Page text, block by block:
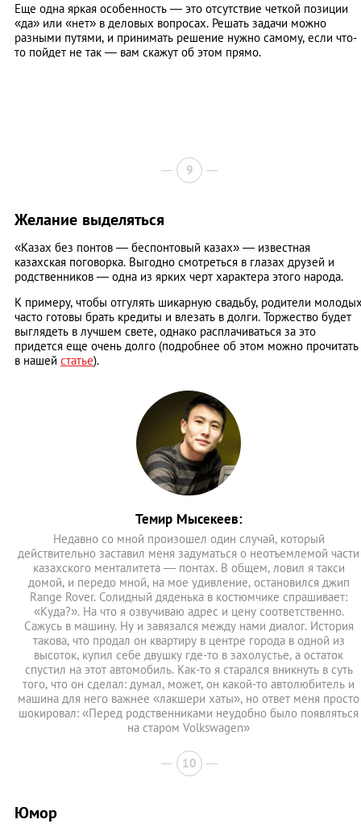
Еще одна яркая особенность — это отсутствие четкой позиции
«да» или «нет» в деловых вопросах. Решать задачи можно
разными путями, и принимать решение нужно самому, если что-
то пойдет не так — вам скажут об этом прямо.
9
Желание выделяться
«Казах без понтов — беспонтовый казах» — известная
казахская поговорка. Выгодно смотреться в глазах друзей и
родственников — одна из ярких черт характера этого народа.
К примеру, чтобы отгулять шикарную свадьбу, родители
часто готовы брать кредиты и влезать в долги. Торжество будет
выглядеть в лучшем свете, однако расплачиваться за это
придется еще очень долго (подробнее об этом можно прочитать
в нашей статье).
Темир Мысекеев:
Недавно со мной произошел один случай, который
действительно заставил меня задуматься о неотъемлемой части
казахского менталитета — понтах. В общем, ловил я такси
домой, и передо мной, на мое удивление, остановился джип
Range Rover. Солидный дяденька в костюмчике спрашивает:
«Куда?». На что я озвучиваю адрес и цену соответственно.
Сажусь в машину. Ну и завязался между нами диалог. История
такова, что продал он квартиру в центре города в одной из
высоток, купил себе двушку где-то в захолустье, а остаток
спустил на этот автомобиль. Как-то я старался вникнуть в суть
того, что он сделал: думал, может, он какой-то автолюбитель и
машина для него важнее «лакшери хаты», но ответ меня просто
шокировал: «Перед родственниками неудобно было появляться
на старом Volkswagen»
10
Юмор